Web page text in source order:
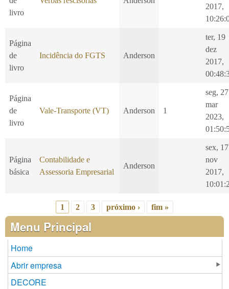
livro
2017,
Página
de
livro
Incidência do FGTS Anderson
ter, 19
dez
2017,
Página
de
livro
Vale-Transporte (VT) Anderson 1
seg, 27
mar
2023,
Página
básica
Contabilidade e
Assessoria Empresarial
Anderson
sex, 17
nov
2017,
Páginas
1 2 3 próximo › fim »
Menu Principal
Home
Abrir empresa
DECORE